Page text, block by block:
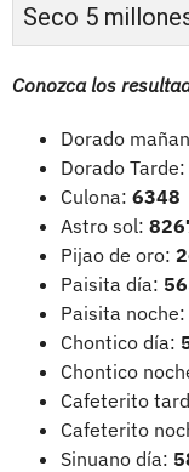
Seco 5
Conozca los
Dorado
Dorado Tarde:
Culona: 6348
Astro sol:
Pijao de oro:
Paisita día:
Paisita noche:
Chontico día:
Chontico
Cafeterito
Cafeterito
Sinuano día: